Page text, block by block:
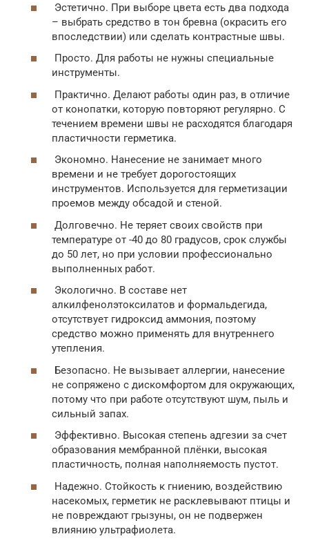
Эстетично. При выборе цвета есть два подхода
– выбрать средство в тон бревна (окрасить его
впоследствии) или сделать контрастные швы.
Просто. Для работы не нужны специальные
инструменты.
Практично. Делают работы один раз, в отличие
от конопатки, которую повторяют регулярно. С
течением времени швы не расходятся благодаря
пластичности герметика.
Экономно. Нанесение не занимает много
времени и не требует дорогостоящих
инструментов. Используется для герметизации
проемов между обсадой и стеной.
Долговечно. Не теряет своих свойств при
температуре от -40 до 80 градусов, срок службы
до 50 лет, но при условии профессионально
выполненных работ.
Экологично. В составе нет
алкилфенолэтоксилатов и формальдегида,
отсутствует гидроксид аммония, поэтому
средство можно применять для внутреннего
утепления.
Безопасно. Не вызывает аллергии, нанесение
не сопряжено с дискомфортом для окружающих,
потому что при работе отсутствуют шум, пыль и
сильный запах.
Эффективно. Высокая степень адгезии за счет
образования мембранной плёнки, высокая
пластичность, полная наполняемость пустот.
Надежно. Стойкость к гниению, воздействию
насекомых, герметик не расклевывают птицы и
не повреждают грызуны, он не подвержен
влиянию ультрафиолета.